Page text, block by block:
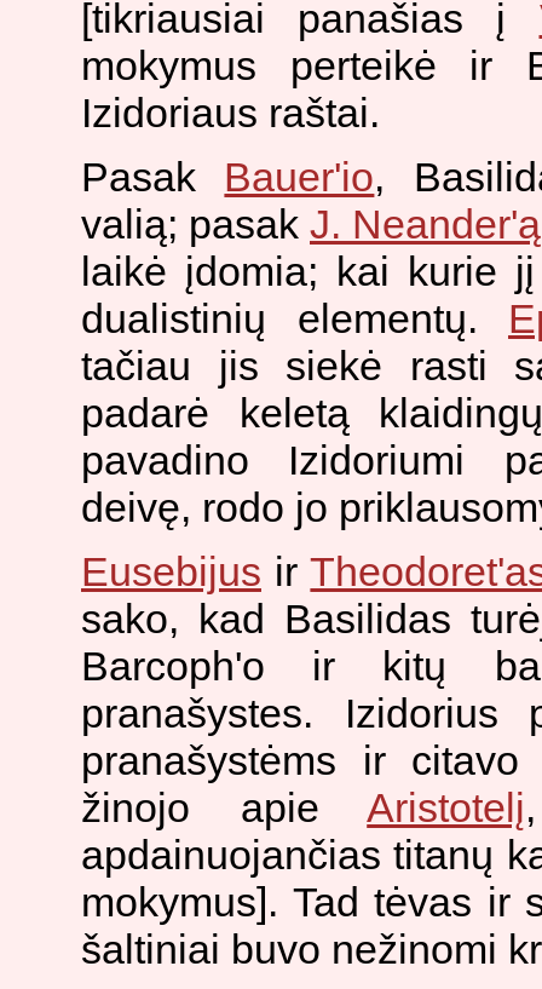
[tikriausiai panašias į
mokymus perteikė ir
Izidoriaus raštai.
Pasak Bauer'io,
valią; pasak J. Neander'ą
laikė įdomia; kai kurie
dualistinių elementų.
tačiau jis siekė rasti
padarė keletą
pavadino Izidoriumi
deivę, rodo jo
Eusebijus ir
sako, kad Basilidas
Barcoph'o ir kitų
pranašystes. Izidorius
pranašystėms ir
žinojo apieAristotelį
apdainuojančias titanų
mokymus]. Tad tėvas ir
šaltiniai buvo nežinomi